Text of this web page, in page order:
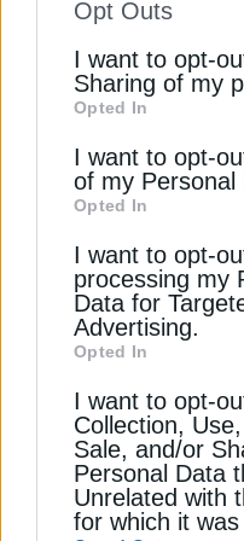
information by
of downstream
information may
third parties on the
Downstream
disclose it to other
Opt Outs
I want to opt-
Sharing of my
Opted In
I want to opt-
of my Personal
Opted In
I want to opt-
processing my
Data for
Advertising.
Opted In
I want to opt-
Collection,
Sale, and/or
Personal Data
Unrelated with
for which it
ΗΛΕΚΤΡΙΣΜΟΣ
GSI: Αδιέξοδο με
δαπανών από
16 Ιουλίου 2025
ΗΛΕΚΤΡΙΣΜΟΣ